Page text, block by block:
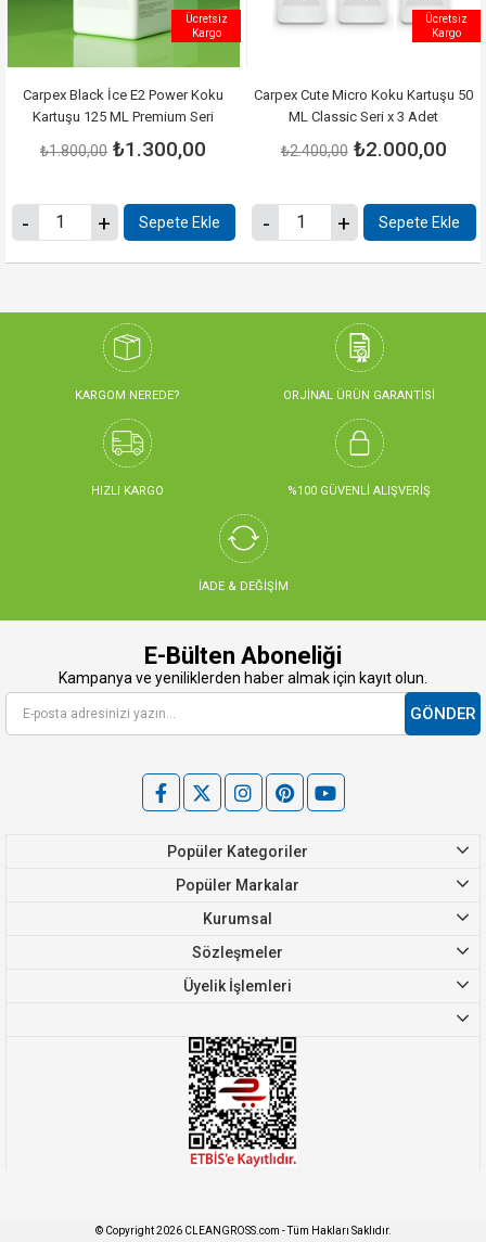
Carpex Black İce E2 Power Koku
Kartuşu 125 ML Premium Seri
₺1.800,00 ₺1.300,00
Sepete Ekle
Ücretsiz
Kargo
Carpex Cute Micro Koku Kartuşu 50
ML Classic Seri x 3 Adet
₺2.400,00 ₺2.000,00
Sepete Ekle
Ücretsiz
Kargo
KARGOM NEREDE? ORJİNAL ÜRÜN GARANTİSİ
HIZLI KARGO %100 GÜVENLİ ALIŞVERİŞ
İADE & DEĞİŞİM
E-Bülten Aboneliği
Kampanya ve yeniliklerden haber almak için kayıt olun.
GÖNDER
Popüler Kategoriler
Popüler Markalar
Kurumsal
Sözleşmeler
Üyelik İşlemleri
© Copyright 2026 CLEANGROSS.com - Tüm Hakları Saklıdır.